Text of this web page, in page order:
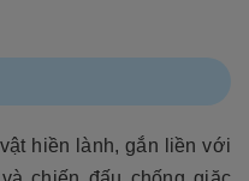
hiền lành, gắn liền với